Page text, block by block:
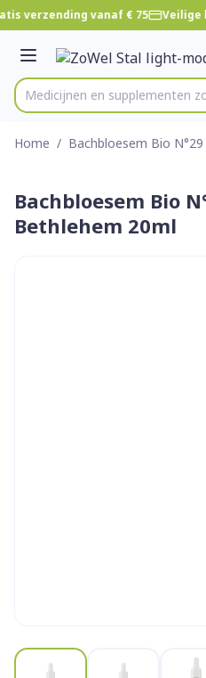
Ga naar de inhoud
1 van 1
verzending vanaf € 75 Veilige
Menu
Product, merk, categorie...
Medicijnen en supplementen
Home / Bachbloesem Bio
Bachbloesem Bio
Bethlehem 20ml
View larger imageView larger